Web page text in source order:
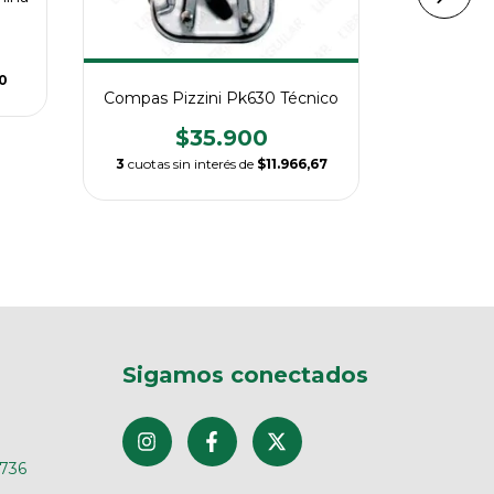
Compas Pizzini Pk630 Técnico
$35.900
3 cuotas sin interés de $11.966,67
Sigamos conectados